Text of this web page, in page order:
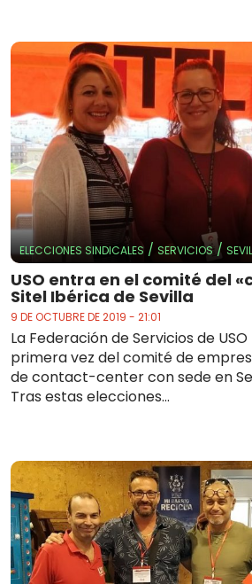
ELECCIONES SINDICALES / SERVICIOS/
USO entra en el comité del
Sitel Ibérica de Sevilla
9 DE OCTUBRE DE 2019 - 21:01
La Federación de Servicios de
primera vez del comité de
de contact-center con sede en
Tras estas elecciones...